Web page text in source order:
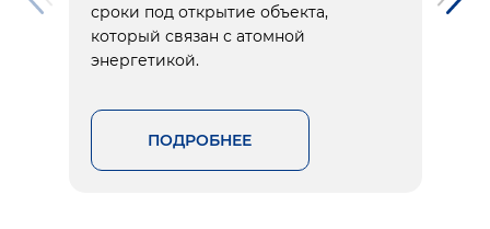
сроки под открытие объекта,
который связан с атомной
энергетикой.
ПОДРОБНЕЕ